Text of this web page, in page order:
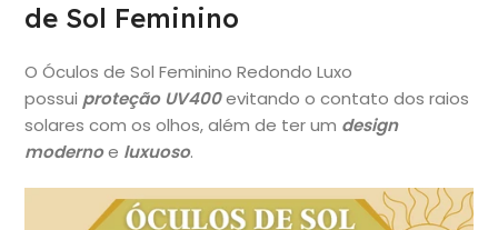
de Sol Feminino
O Óculos de Sol Feminino Redondo Luxo
possui proteção UV400evitando o contato dos raios
solares com os olhos, além de ter um design
modernoe luxuoso.